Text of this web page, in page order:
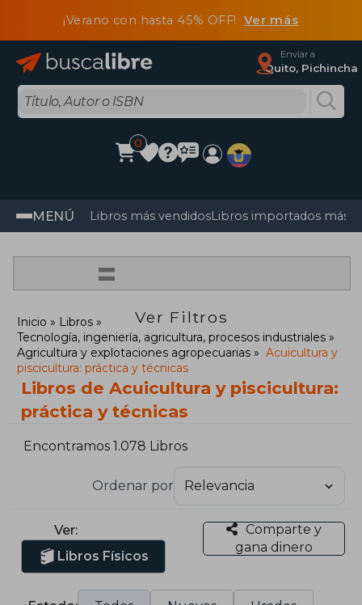
¡Verano con hasta 45% OFF! Ver más
Enviar a
Quito, Pichincha
0
MENÚ Libros más vendidosLibros importados más
=
Ver Filtros
Inicio
Libros
Tecnología, ingeniería, agricultura, procesos industriales
Agricultura y explotaciones agropecuarias
Acuicultura y
piscicultura: práctica y técnicas
Libros de Acuicultura y piscicultura:
práctica y técnicas
Encontramos 1.078 Libros
Ordenar por
Ver:
Libros Físicos
Comparte y
gana dinero